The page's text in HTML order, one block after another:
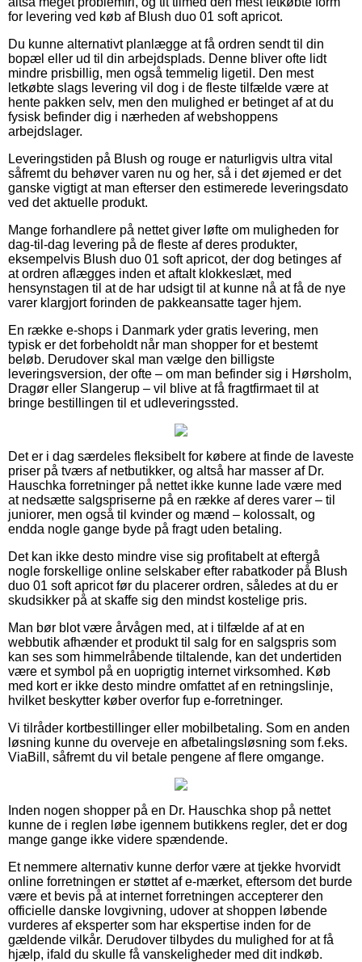
for levering ved køb af Blush duo 01 soft apricot.
Du kunne alternativt planlægge at få ordren sendt til din
bopæl eller ud til din arbejdsplads. Denne bliver ofte lidt
mindre prisbillig, men også temmelig ligetil. Den mest
letkøbte slags levering vil dog i de fleste tilfælde være at
hente pakken selv, men den mulighed er betinget af at du
fysisk befinder dig i nærheden af webshoppens
arbejdslager.
Leveringstiden på Blush og rouge er naturligvis ultra vital
såfremt du behøver varen nu og her, så i det øjemed er det
ganske vigtigt at man efterser den estimerede leveringsdato
ved det aktuelle produkt.
Mange forhandlere på nettet giver løfte om muligheden for
dag-til-dag levering på de fleste af deres produkter,
eksempelvis Blush duo 01 soft apricot, der dog betinges af
at ordren aflægges inden et aftalt klokkeslæt, med
hensynstagen til at de har udsigt til at kunne nå at få de nye
varer klargjort forinden de pakkeansatte tager hjem.
En række e-shops i Danmark yder gratis levering, men
typisk er det forbeholdt når man shopper for et bestemt
beløb. Derudover skal man vælge den billigste
leveringsversion, der ofte – om man befinder sig i Hørsholm,
Dragør eller Slangerup – vil blive at få fragtfirmaet til at
bringe bestillingen til et udleveringssted.
Det er i dag særdeles fleksibelt for købere at finde de laveste
priser på tværs af netbutikker, og altså har masser af Dr.
Hauschka forretninger på nettet ikke kunne lade være med
at nedsætte salgspriserne på en række af deres varer – til
juniorer, men også til kvinder og mænd – kolossalt, og
endda nogle gange byde på fragt uden betaling.
Det kan ikke desto mindre vise sig profitabelt at eftergå
nogle forskellige online selskaber efter rabatkoder på Blush
duo 01 soft apricot før du placerer ordren, således at du er
skudsikker på at skaffe sig den mindst kostelige pris.
Man bør blot være årvågen med, at i tilfælde af at en
webbutik afhænder et produkt til salg for en salgspris som
kan ses som himmelråbende tiltalende, kan det undertiden
være et symbol på en uoprigtig internet virksomhed. Køb
med kort er ikke desto mindre omfattet af en retningslinje,
hvilket beskytter køber overfor fup e-forretninger.
Vi tilråder kortbestillinger eller mobilbetaling. Som en anden
løsning kunne du overveje en afbetalingsløsning som f.eks.
ViaBill, såfremt du vil betale pengene af flere omgange.
Inden nogen shopper på en Dr. Hauschka shop på nettet
kunne de i reglen løbe igennem butikkens regler, det er dog
mange gange ikke videre spændende.
Et nemmere alternativ kunne derfor være at tjekke hvorvidt
online forretningen er støttet af e-mærket, eftersom det burde
være et bevis på at internet forretningen accepterer den
officielle danske lovgivning, udover at shoppen løbende
vurderes af eksperter som har ekspertise inden for de
gældende vilkår. Derudover tilbydes du mulighed for at få
hjælp, ifald du skulle få vanskeligheder med dit indkøb.